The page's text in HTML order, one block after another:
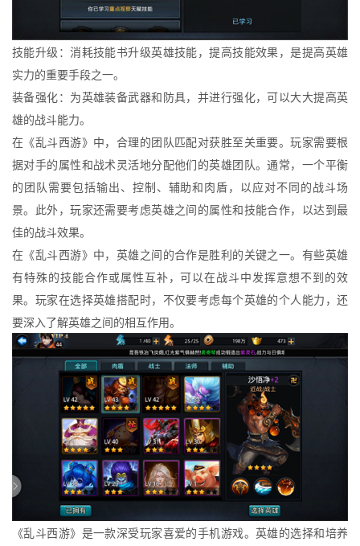
技能升级：消耗技能书升级英雄技能，提高技能效果，是提高英雄
实力的重要手段之一。
装备强化：为英雄装备武器和防具，并进行强化，可以大大提高英
雄的战斗能力。
在《乱斗西游》中，合理的团队匹配对获胜至关重要。玩家需要根
据对手的属性和战术灵活地分配他们的英雄团队。通常，一个平衡
的团队需要包括输出、控制、辅助和肉盾，以应对不同的战斗场
景。此外，玩家还需要考虑英雄之间的属性和技能合作，以达到最
佳的战斗效果。
在《乱斗西游》中，英雄之间的合作是胜利的关键之一。有些英雄
有特殊的技能合作或属性互补，可以在战斗中发挥意想不到的效
果。玩家在选择英雄搭配时，不仅要考虑每个英雄的个人能力，还
要深入了解英雄之间的相互作用。
《乱斗西游》是一款深受玩家喜爱的手机游戏。英雄的选择和培养